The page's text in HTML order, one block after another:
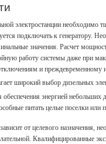
электростанции
подключать к генератору.
значения. Расчет
работу системы даже при
и преждевременному
широкий выбор дизельных
энергией небольших
питать целые поселки
от целевого назначения,
Квалифицированные